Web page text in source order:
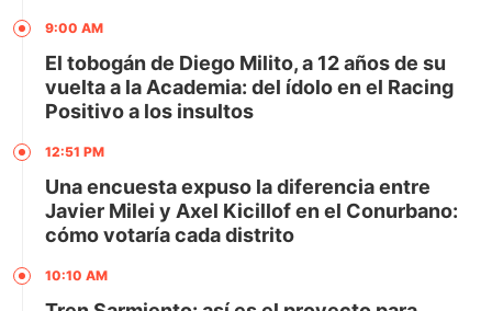
9:00 AM
El tobogán de Diego Milito, a 12 años de su
vuelta a la Academia: del ídolo en el Racing
Positivo a los insultos
12:51 PM
Una encuesta expuso la diferencia entre
Javier Milei y Axel Kicillof en el Conurbano:
cómo votaría cada distrito
10:10 AM